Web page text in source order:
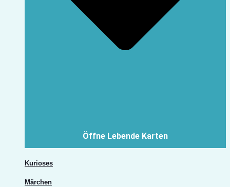
Öffne Lebende Karten
Kurioses
Märchen